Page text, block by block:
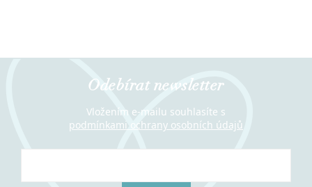
Odebírat newsletter
Vložením e-mailu souhlasíte s
podmínkami ochrany osobních údajů